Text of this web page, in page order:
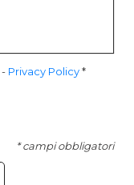
- Privacy Policy*
* campi obbligatori